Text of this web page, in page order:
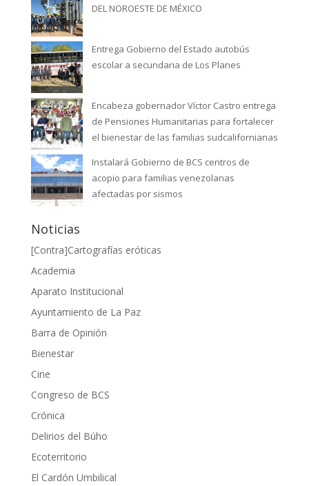
DEL NOROESTE DE MÉXICO
Entrega Gobierno del Estado autobús
escolar a secundaria de Los Planes
Encabeza gobernador Víctor Castro entrega
de Pensiones Humanitarias para fortalecer
el bienestar de las familias sudcalifornianas
Instalará Gobierno de BCS centros de
acopio para familias venezolanas
afectadas por sismos
Noticias
[Contra]Cartografías eróticas
Academia
Aparato Institucional
Ayuntamiento de La Paz
Barra de Opinión
Bienestar
Cine
Congreso de BCS
Crónica
Delirios del Búho
Ecoterritorio
El Cardón Umbilical